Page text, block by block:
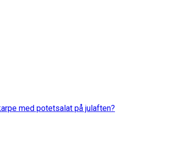
med potetsalat på julaften?